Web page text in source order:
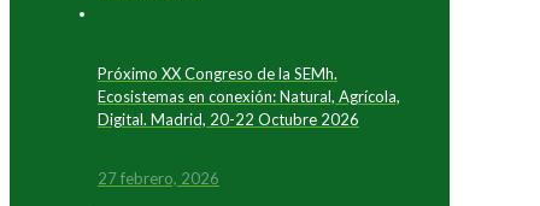
Próximo XX Congreso de la SEMh.
Ecosistemas en conexión: Natural, Agrícola,
Digital. Madrid, 20-22 Octubre 2026
27 febrero, 2026